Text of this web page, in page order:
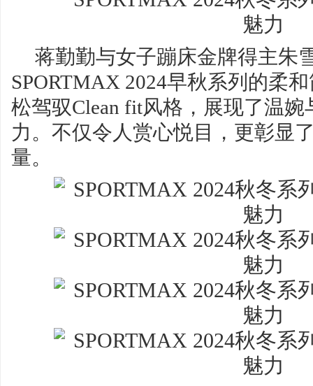
蒋勤勤与女子蹦床金牌得主朱
SPORTMAX 2024早秋系列的柔
松驾驭Clean fit风格，展现了温
力。不仅令人赏心悦目，更彰显
量。